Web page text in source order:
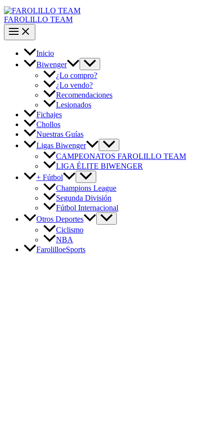
FAROLILLO TEAM
Inicio
Biwenger
¿Lo compro?
¿Lo vendo?
Recomendaciones
Lesionados
Fichajes
Chollos
Nuestras Guías
Ligas Biwenger
CAMPEONATOS FAROLILLO TEAM
LIGA ÉLITE BIWENGER
+ Fútbol
Champions League
Segunda División
Fútbol Internacional
Otros Deportes
Ciclismo
NBA
FarolilloeSports